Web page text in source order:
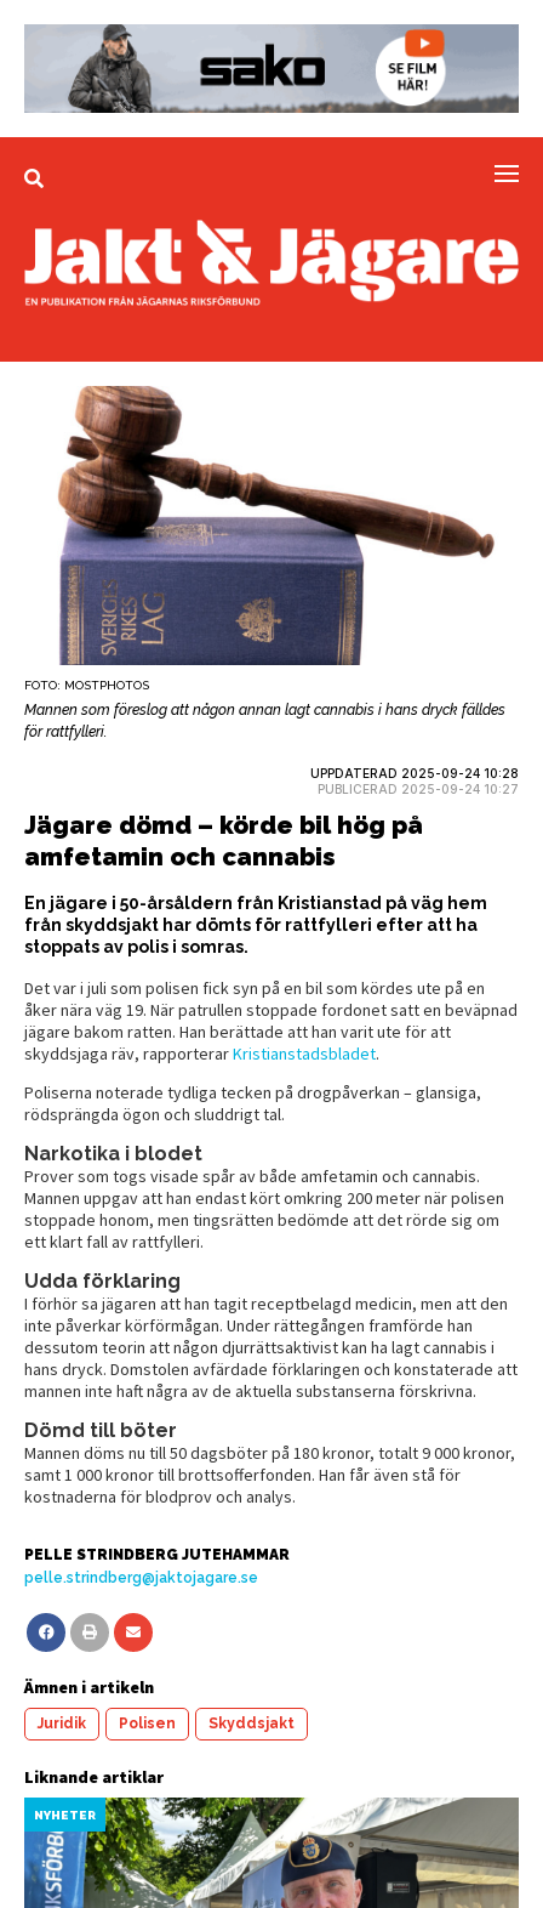
FOTO: MOSTPHOTOS
Mannen som föreslog att någon annan lagt cannabis i hans dryck fälldes
för rattfylleri.
UPPDATERAD 2025-09-24 10:28
PUBLICERAD 2025-09-24 10:27
Jägare dömd – körde bil hög på
amfetamin och cannabis
En jägare i 50-årsåldern från Kristianstad på väg hem
från skyddsjakt har dömts för rattfylleri efter att ha
stoppats av polis i somras.
Det var i juli som polisen fick syn på en bil som kördes ute på en
åker nära väg 19. När patrullen stoppade fordonet satt en beväpnad
jägare bakom ratten. Han berättade att han varit ute för att
skyddsjaga räv, rapporterarKristianstadsbladet.
Poliserna noterade tydliga tecken på drogpåverkan – glansiga,
rödsprängda ögon och sluddrigt tal.
Narkotika i blodet
Prover som togs visade spår av både amfetamin och cannabis.
Mannen uppgav att han endast kört omkring 200 meter när polisen
stoppade honom, men tingsrätten bedömde att det rörde sig om
ett klart fall av rattfylleri.
Udda förklaring
I förhör sa jägaren att han tagit receptbelagd medicin, men att den
inte påverkar körförmågan. Under rättegången framförde han
dessutom teorin att någon djurrättsaktivist kan ha lagt cannabis i
hans dryck. Domstolen avfärdade förklaringen och konstaterade att
mannen inte haft några av de aktuella substanserna förskrivna.
Dömd till böter
Mannen döms nu till 50 dagsböter på 180 kronor, totalt 9 000 kronor,
samt 1 000 kronor till brottsofferfonden. Han får även stå för
kostnaderna för blodprov och analys.
PELLE STRINDBERG JUTEHAMMAR
pelle.strindberg@jaktojagare.se
Ämnen i artikeln
Juridik Polisen Skyddsjakt
Liknande artiklar
NYHETER